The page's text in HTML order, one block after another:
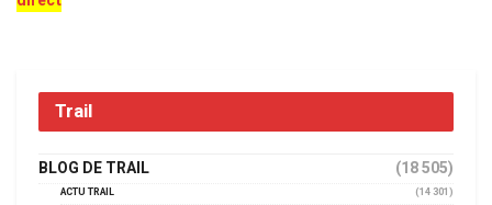
Trail
BLOG DE TRAIL (18 505)
ACTU TRAIL
(14 301)